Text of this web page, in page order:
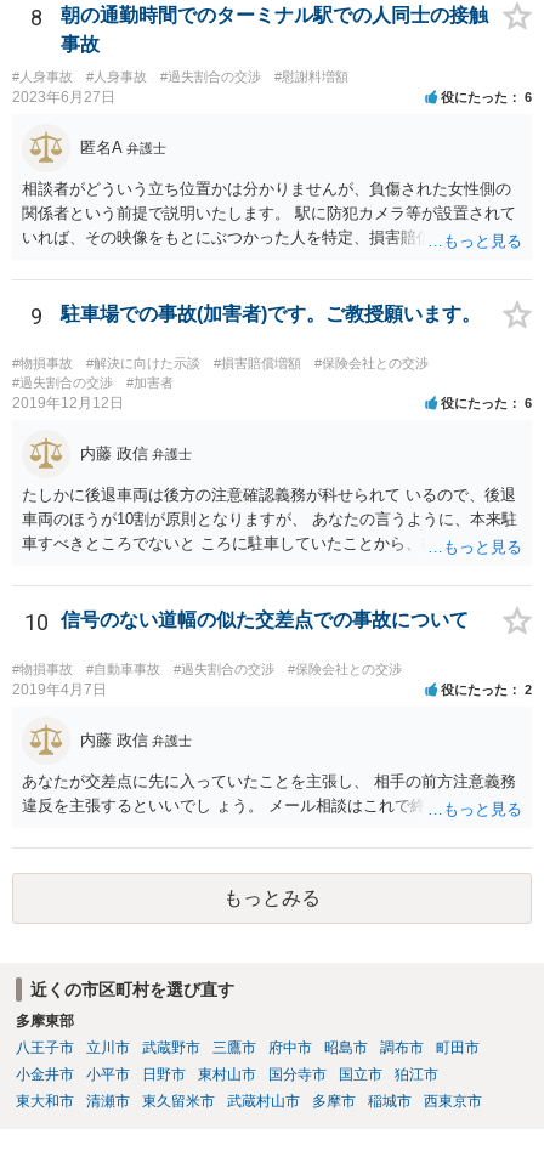
うことでもない限り）相当な衝撃だったのではないかとも思われま
す。 そのあたりも含め、今後の状況に応じて弁護士に個別に相談なさ
った方がよいように思います。
8
朝の通勤時間でのターミナル駅での人同士の接触
事故
#人身事故 #人身事故 #過失割合の交渉 #慰謝料増額
2023年6月27日 役にたった 6
匿名A 弁護士
相談者がどういう立ち位置かは分かりませんが、負傷された女性側の
関係者という前提で説明いたします。 駅に防犯カメラ等が設置されて
いれば、その映像をもとにぶつかった人を特定、損害賠償請求をでき
像の保存期間は鉄道会社によりますがある程度の期間が経過すると削
除される場合があるので対応は早い方がよいでしょう。 請求権者は負
傷された女性になりますので、できるだけ早く本人で法律相談に行き
ましょう。 本人が動けない場合には、電話相談などを繋げないか相談
してみましょう。
9 駐車場での事故(加害者)です。ご教授願います。
#物損事故 #解決に向けた示談 #損害賠償増額
#保険会社との交渉
#過失割合の交渉
#加害者
2019年12月12日 役にたった 6
内藤 政信 弁護士
たしかに後退車両は後方の注意確認義務が科せられて いるので、後退
車両のほうが10割が原則となりますが、 あなたの言うように、本来駐
車すべきところでないと ころに駐車していたことから、後退車両のさ
いたならクラクションを鳴らす必要もあるでしょう。 駐車スペースで
ないところに停めていることの合図と して、補助ランプも点灯してお
く必要もあるでしょうね。 ２割くらいは過失がありそうですね。 私見
です。
10 信号のない道幅の似た交差点での事故について
#物損事故 #自動車事故 #過失割合の交渉 #保険会社との交渉
2019年4月7日 役にたった 2
内藤 政信 弁護士
あなたが交差点に先に入っていたことを主張し、 相手の前方注意義務
違反を主張するといいでし ょう。 メール相談はこれで終わります。
もっとみる
近くの市区町村を選び直す
多摩東部
八王子市
立川市 武蔵野市 三鷹市 府中市 昭島市 調布市
町田市
小金井市
小平市 日野市 東村山市 国分寺市 国立市
狛江市
東大和市
清瀬市 東久留米市 武蔵村山市 多摩市 稲城市 西東京市